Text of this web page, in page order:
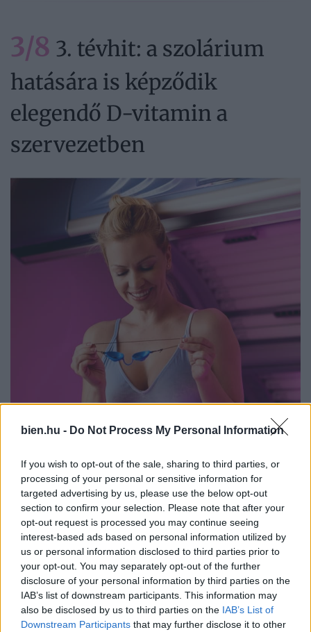
bien.hu - Do Not Process My Personal Information
If you wish to opt-out of the sale, sharing to third parties, or
processing of your personal or sensitive information for
targeted advertising by us, please use the below opt-out
section to confirm your selection. Please note that after your
opt-out request is processed you may continue seeing
interest-based ads based on personal information utilized by
us or personal information disclosed to third parties prior to
your opt-out. You may separately opt-out of the further
disclosure of your personal information by third parties on the
IAB’s list of downstream participants. This information may
also be disclosed by us to third parties on the IAB’s List of
Downstream Participants that may further disclose it to other
3/8 3. tévhit: a szolárium
hatására is képződik
elegendő D-vitamin a
szervezetben
A D-vitamin hiány egy civilizációs probléma, a
magyar lakosság 95 százalékát érinti. Nagyon